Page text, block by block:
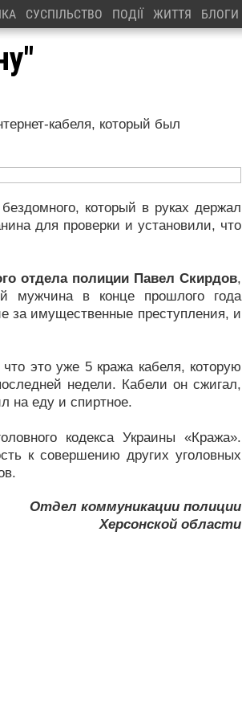
СУСПІЛЬСТВО ПОДІЇ ЖИТТЯ БЛОГИ
кабеля, который был
который в руках держал
для проверки и установили, что
отдела полиции Павел Скирдов,
мужчина в конце прошлого года
за имущественные преступления, и
это уже 5 кража кабеля, которую
недели. Кабели он сжигал,
на еду и спиртное.
кодекса Украины «Кража».
к совершению других уголовных
Отдел коммуникации полиции
Херсонской области